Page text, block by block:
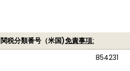
関税分類番号（米国)免責事項:
854231